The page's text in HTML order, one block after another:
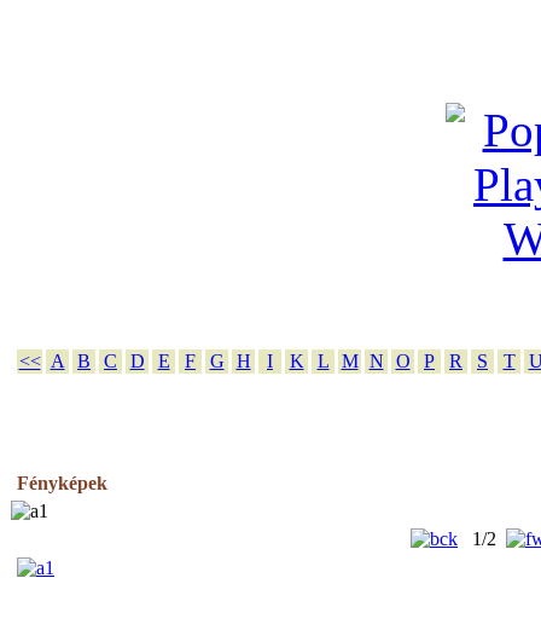
<< A B C D E F G H I K L M N O P R S T
Fényképek
1/2